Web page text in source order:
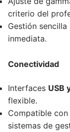
criterio del
Gestión
inmediata.
Conectividad
Interfaces USB
flexible.
Compatible con
sistemas de